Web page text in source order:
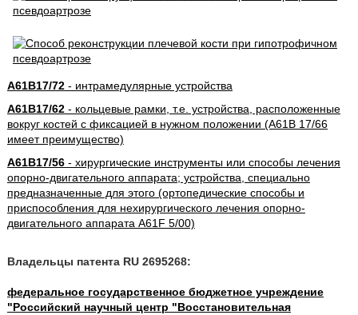
A61B17/72- интрамедулярные устройства
A61B17/62- кольцевые рамки, т.е. устройства, расположенные
вокруг костей с фиксацией в нужном положении (A61B 17/66
имеет преимущество)
A61B17/56- хирургические инструменты или способы лечения
опорно-двигательного аппарата; устройства, специально
предназначенные для этого (ортопедические способы и
приспособления для нехирургического лечения опорно-
двигательного аппарата A61F 5/00)
Владельцы патента RU 2695268:
федеральное государственное бюджетное учреждение
"Российский научный центр "Восстановительная